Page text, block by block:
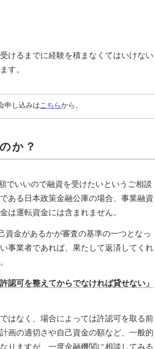
けるまでに経験を積まなくてはいけない
す。
申し込みはこちらから。
か？
でいいので融資を受けたいというご相談
ある日本政策金融公庫の場合、事業融資
は運転資金には含まれません。
資金があるかが審査の基準の一つとなっ
事業者であれば、果たして返済してくれ
認可を整えてからでなければ貸せない」
はなく、場合によっては許認可を取る前
画の適切さや自己資金の額など、一般的
りますが、一度金融機関に相談してみる